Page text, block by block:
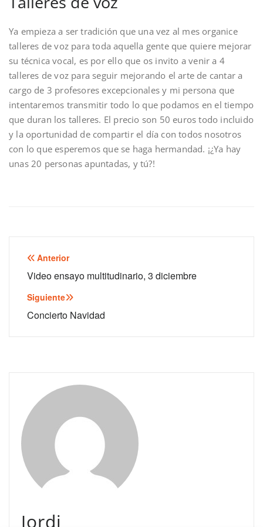
Ya empieza a ser tradición que una vez al mes organice
talleres de voz para toda aquella gente que quiere mejorar
su técnica vocal, es por ello que os invito a venir a 4
talleres de voz para seguir mejorando el arte de cantar a
cargo de 3 profesores excepcionales y mi persona que
intentaremos transmitir todo lo que podamos en el tiempo
que duran los talleres. El precio son 50 euros todo incluido
y la oportunidad de compartir el día con todos nosotros
con lo que esperemos que se haga hermandad. ¡¿Ya hay
unas 20 personas apuntadas, y tú?!
Anterior
Video ensayo multitudinario, 3 diciembre
Siguiente
Concierto Navidad
Jordi